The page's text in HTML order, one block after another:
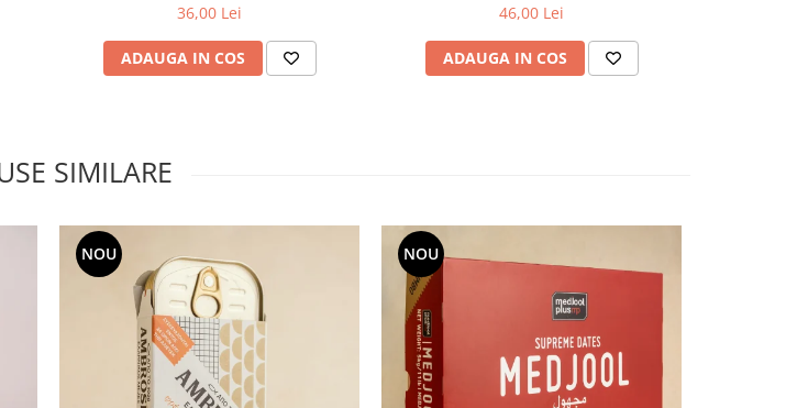
36,00 Lei
ADAUGA IN COS
46,00 Lei
ADAUGA IN COS
SIMILARE
NOU NOU